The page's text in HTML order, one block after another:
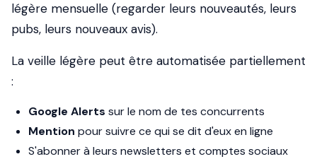
légère mensuelle (regarder leurs nouveautés, leurs
pubs, leurs nouveaux avis).
La veille légère peut être automatisée partiellement
:
Google Alerts sur le nom de tes concurrents
Mention pour suivre ce qui se dit d'eux en ligne
S'abonner à leurs newsletters et comptes sociaux